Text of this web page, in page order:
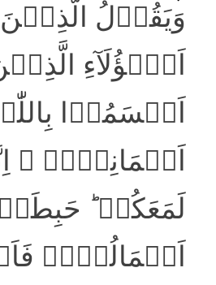
وَیَقُوۡلُ
اَہٰۤؤُلَآءِ
اَقۡسَمُوۡا
اَیۡمَانِہِمۡ
لَمَعَکُمۡ ؕ حَبِطَتۡ
اَعۡمَالُہُمۡ